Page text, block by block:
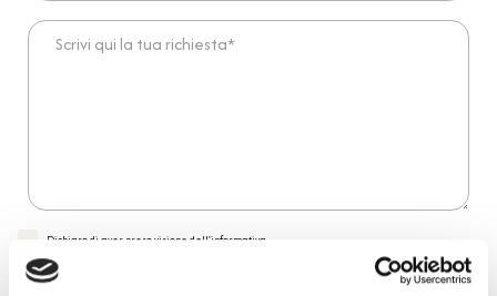
Scrivi qui la tua richiesta*
Dichiaro di aver preso visione dell'informativa
Desidero iscrivermi alla newsletter e
autorizzo al trattamento dei miei dati personali.